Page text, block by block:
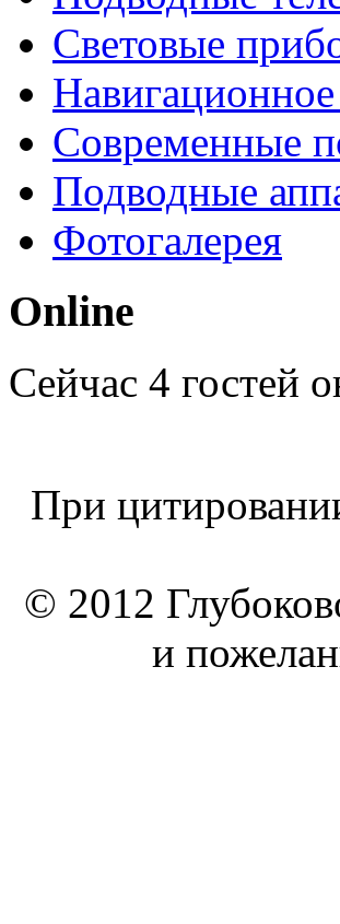
Световые
Современные
Подводные
Фотогалерея
Online
Сейчас 4 гостей
При
© 2012
и